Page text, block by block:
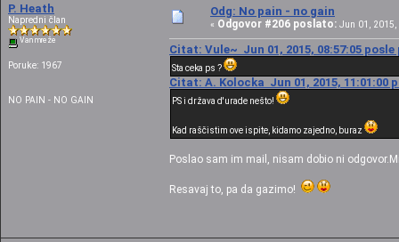
P. Heath
Napredni član
Van mreže
Poruke: 1967
NO PAIN - NO GAIN
Odg: No pain - no gain
« Odgovor #206 poslato: Jun 01, 2015,
Citat: Vule~ Jun 01, 2015, 08:57:05 posle
Sta ceka ps ?
Citat: A. Kolocka Jun 01, 2015, 11:01:00
PS i država d'urade nešto!
Kad raščistim ove ispite, kidamo zajedno, buraz
Poslao sam im mail, nisam dobio ni
Resavaj to, pa da gazimo!